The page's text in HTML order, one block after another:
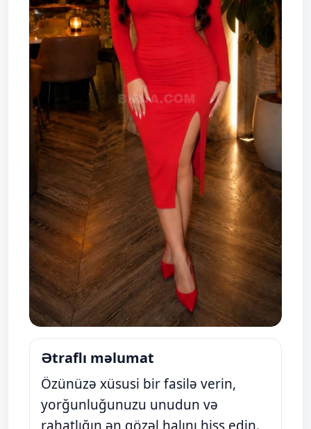
Ətraflı məlumat
Özünüzə xüsusi bir fasilə verin,
yorğunluğunuzu unudun və